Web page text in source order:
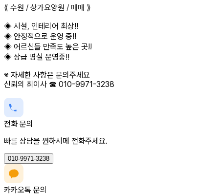
⟪ 수원 / 상가요양원 / 매매 ⟫
◈ 시설, 인테리어 최상!!
◈ 안정적으로 운영 중!!
◈ 어르신들 만족도 높은 곳!!
◈ 상급 병실 운영중!!
※ 자세한 사항은 문의주세요
신뢰의 최이사 ☎ 010-9971-3238
전화 문의
빠를 상담을 원하시메 전화주세요.
010-9971-3238
카카오톡 문의